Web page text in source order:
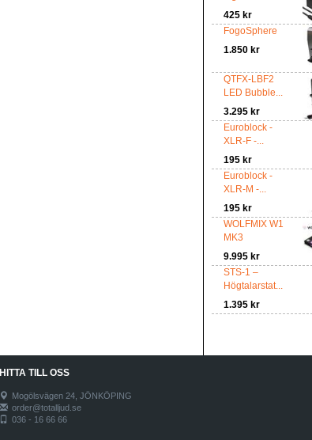
425 kr
FogoSphere
1.850 kr
QTFX-LBF2
LED Bubble...
3.295 kr
Euroblock -
XLR-F -...
195 kr
Euroblock -
XLR-M -...
195 kr
WOLFMIX W1
MK3
9.995 kr
STS-1 –
Högtalarstat...
1.395 kr
HITTA TILL OSS
Mogölsvägen 24, JÖNKÖPING
order@totalljud.se
036 - 16 66 66